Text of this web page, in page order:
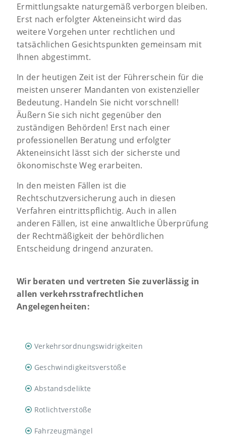
Ermittlungsakte naturgemäß verborgen bleiben.
Erst nach erfolgter Akteneinsicht wird das
weitere Vorgehen unter rechtlichen und
tatsächlichen Gesichtspunkten gemeinsam mit
Ihnen abgestimmt.
In der heutigen Zeit ist der Führerschein für die
meisten unserer Mandanten von existenzieller
Bedeutung. Handeln Sie nicht vorschnell!
Äußern Sie sich nicht gegenüber den
zuständigen Behörden! Erst nach einer
professionellen Beratung und erfolgter
Akteneinsicht lässt sich der sicherste und
ökonomischste Weg erarbeiten.
In den meisten Fällen ist die
Rechtschutzversicherung auch in diesen
Verfahren eintrittspflichtig. Auch in allen
anderen Fällen, ist eine anwaltliche Überprüfung
der Rechtmäßigkeit der behördlichen
Entscheidung dringend anzuraten.
Wir beraten und vertreten Sie zuverlässig in
allen verkehrsstrafrechtlichen
Angelegenheiten:
Verkehrsordnungswidrigkeiten
Geschwindigkeitsverstöße
Abstandsdelikte
Rotlichtverstöße
Fahrzeugmängel